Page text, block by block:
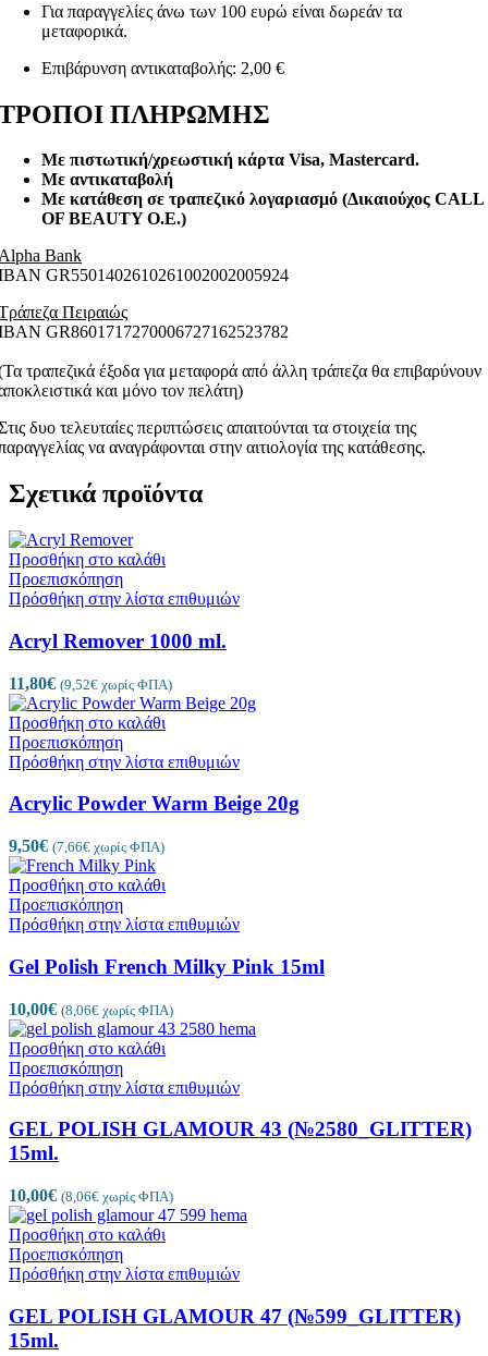
Για παραγγελίες άνω των 100 ευρώ είναι δωρεάν τα
μεταφορικά.
Επιβάρυνση αντικαταβολής: 2,00 €
ΠΛΗΡΩΜΗΣ
Με πιστωτική/χρεωστική κάρτα Visa, Mastercard.
Με αντικαταβολή
Με κατάθεση σε τραπεζικό λογαριασμό (Δικαιούχος CALL
OF BEAUTY O.E.)
Bank
GR5501402610261002002005924
Πειραιώς
GR8601717270006727162523782
τραπεζικά έξοδα για μεταφορά από άλλη τράπεζα θα επιβαρύνουν
και μόνο τον πελάτη)
δυο τελευταίες περιπτώσεις απαιτούνται τα στοιχεία της
να αναγράφονται στην αιτιολογία της κατάθεσης.
Σχετικά προϊόντα
Προσθήκη στο καλάθι
Προεπισκόπηση
Πρόσθήκη στην λίστα επιθυμιών
Acryl Remover 1000 ml.
11,80€ (9,52€ χωρίς ΦΠΑ)
Προσθήκη στο καλάθι
Προεπισκόπηση
Πρόσθήκη στην λίστα επιθυμιών
Acrylic Powder Warm Beige 20g
9,50€ (7,66€ χωρίς ΦΠΑ)
Προσθήκη στο καλάθι
Προεπισκόπηση
Πρόσθήκη στην λίστα επιθυμιών
Gel Polish French Milky Pink 15ml
10,00€ (8,06€ χωρίς ΦΠΑ)
Προσθήκη στο καλάθι
Προεπισκόπηση
Πρόσθήκη στην λίστα επιθυμιών
GEL POLISH GLAMOUR 43 (№2580_GLITTER)
15ml.
10,00€ (8,06€ χωρίς ΦΠΑ)
Προσθήκη στο καλάθι
Προεπισκόπηση
Πρόσθήκη στην λίστα επιθυμιών
GEL POLISH GLAMOUR 47 (№599_GLITTER)
15ml.